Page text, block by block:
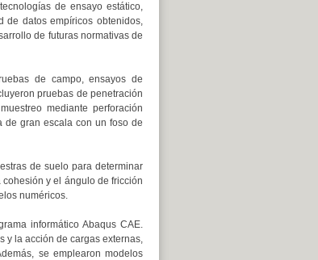
de ensayo estático,
de datos empíricos obtenidos,
de futuras normativas de
de campo, ensayos de
pruebas de penetración
mediante perforación
de gran escala con un foso de
de suelo para determinar
y el ángulo de fricción
numéricos.
informático Abaqus CAE.
y la acción de cargas externas,
se emplearon modelos